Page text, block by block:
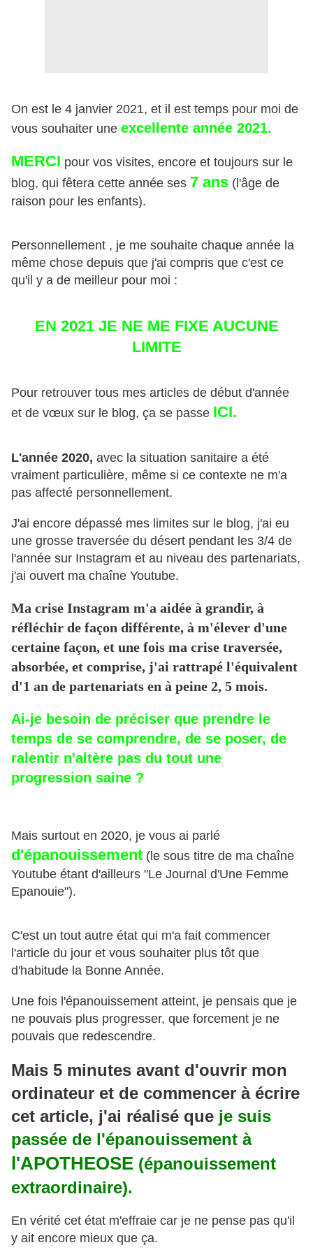
On est le 4 janvier 2021, et il est temps pour moi de
vous souhaiter une excellente année 2021.
MERCI pour vos visites, encore et toujours sur le
blog, qui fêtera cette année ses 7 ans (l'âge de
raison pour les enfants).
Personnellement , je me souhaite chaque année la
même chose depuis que j'ai compris que c'est ce
qu'il y a de meilleur pour moi :
EN 2021 JE NE ME FIXE AUCUNE
LIMITE
Pour retrouver tous mes articles de début d'année
et de vœux sur le blog, ça se passe ICI.
L'année 2020, avec la situation sanitaire a été
vraiment particulière, même si ce contexte ne m'a
pas affecté personnellement.
J'ai encore dépassé mes limites sur le blog, j'ai eu
une grosse traversée du désert pendant les 3/4 de
l'année sur Instagram et au niveau des partenariats,
j'ai ouvert ma chaîne Youtube.
Ma crise Instagram m'a aidée à grandir, à
réfléchir de façon différente, à m'élever d'une
certaine façon, et une fois ma crise traversée,
absorbée, et comprise, j'ai rattrapé l'équivalent
d'1 an de partenariats en à peine 2, 5 mois.
Ai-je besoin de préciser que prendre le
temps de se comprendre, de se poser, de
ralentir n'altère pas du tout une
progression saine ?
Mais surtout en 2020, je vous ai parlé
d'épanouissement (le sous titre de ma chaîne
Youtube étant d'ailleurs "Le Journal d'Une Femme
Epanouie").
C'est un tout autre état qui m'a fait commencer
l'article du jour et vous souhaiter plus tôt que
d'habitude la Bonne Année.
Une fois l'épanouissement atteint, je pensais que je
ne pouvais plus progresser, que forcement je ne
pouvais que redescendre.
Mais 5 minutes avant d'ouvrir mon
ordinateur et de commencer à écrire
cet article, j'ai réalisé que je suis
passée de l'épanouissement à
l'APOTHEOSE (épanouissement
extraordinaire).
En vérité cet état m'effraie car je ne pense pas qu'il
y ait encore mieux que ça.